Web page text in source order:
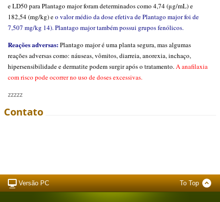
e LD50 para Plantago major foram determinados como 4,74 (μg/mL) e
182,54 (mg/kg) eo valor médio da dose efetiva de Plantago major foi de
7,507 mg/kg 14). Plantago major também possui grupos fenólicos.
Reações adversas:Plantago major é uma planta segura, mas algumas
reações adversas como: náuseas, vômitos, diarreia, anorexia, inchaço,
hipersensibilidade e dermatite podem surgir após o tratamento.A anafilaxia
com risco pode ocorrer no uso de doses excessivas.
zzzzz
Contato
Versão PC To Top